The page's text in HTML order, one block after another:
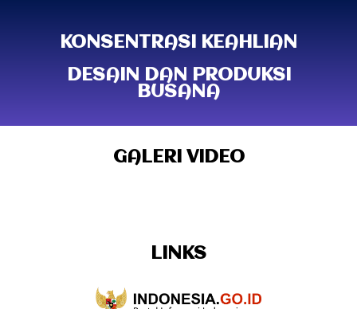
KONSENTRASI KEAHLIAN
DESAIN DAN PRODUKSI
BUSANA
GALERI VIDEO
LINKS